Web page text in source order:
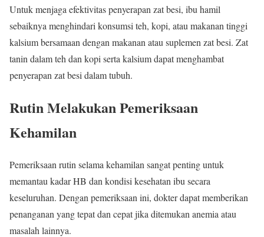
Untuk menjaga efektivitas penyerapan zat besi, ibu hamil
sebaiknya menghindari konsumsi teh, kopi, atau makanan tinggi
kalsium bersamaan dengan makanan atau suplemen zat besi. Zat
tanin dalam teh dan kopi serta kalsium dapat menghambat
penyerapan zat besi dalam tubuh.
Rutin Melakukan Pemeriksaan
Kehamilan
Pemeriksaan rutin selama kehamilan sangat penting untuk
memantau kadar HB dan kondisi kesehatan ibu secara
keseluruhan. Dengan pemeriksaan ini, dokter dapat memberikan
penanganan yang tepat dan cepat jika ditemukan anemia atau
masalah lainnya.